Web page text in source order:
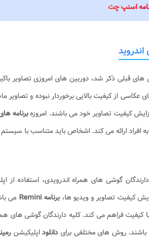
اسنپ چت
اندروید
قبلی ذکر شد، دوربین های امروزی تصاویر
از کیفیت بالایی برخوردار نبوده و تصاویر
کیفیت تصاویر خود می باشند. امروزهبرنامه
افراد ارائه می کند. اشخاص باید متناسب با
گوشی های همراه اندرویدی، استفاده از
کیفیت تصاویر و ویدیو ها، برنامه Remini می
کیفیت فراهم می کند. کلیه دارندگان گوشی های
باشند. روش های مختلفی برای دانلوداپلیکیشن